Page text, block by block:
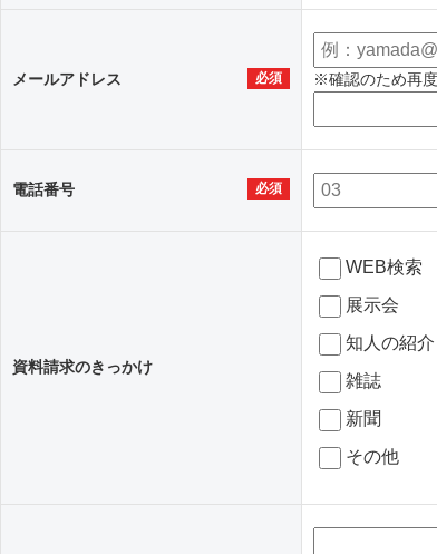
メールアドレス 必須 ※確認のため再度
電話番号 必須
資料請求のきっかけ
WEB検索
展示会
知人の紹介
雑誌
新聞
その他